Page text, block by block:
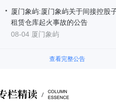
厦门象屿:厦门象屿关于间接控股
租赁仓库起火事故的公告
08-04 厦门象屿
查看完整公告